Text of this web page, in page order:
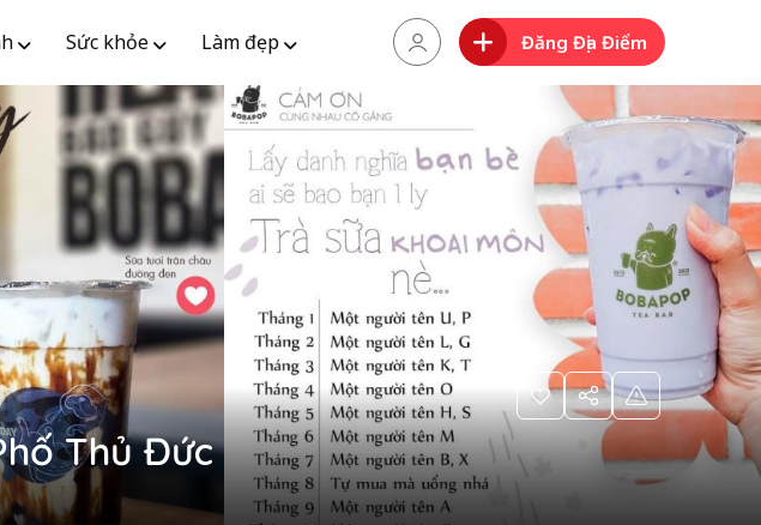
Sức khỏe Làm đẹp Đăng Địa Điểm
Thủ Đức